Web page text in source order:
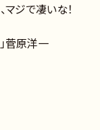
マジで凄いな！
菅原洋一